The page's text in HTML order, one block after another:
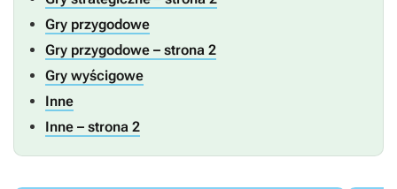
Gry przygodowe
Gry przygodowe – strona 2
Gry wyścigowe
Inne
Inne – strona 2